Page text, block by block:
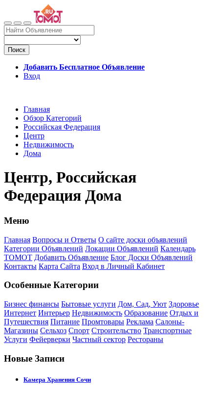
Поиск
Добавить Бесплатное Объявление
Вход
Главная
Обзор Категорий
Российская Федерация
Центр
Недвижимость
Дома
Центр, Российская
Федерация Дома
Меню
Главная Вопросы и Ответы О сайте доски объявлений
Категории Объявлений Локации Объявлений Календарь
ТОМОТ Добавить Объявление Блог Доски Объявлений
Контакты Карта Сайта Вход в Личный Кабинет
Особенные Категории
Бизнес финансы Бытовые услуги Дом, Сад, Уют Здоровье
Интернет Интерьер Недвижимость Образование Отдых и
Путешествия Питание Промтовары Реклама Салоны-
Магазины Сельхоз Спорт Строительство Транспортные
Услуги Фейерверки Частный сектор Рестораны
Новые Записи
Камера Хранения Сочи